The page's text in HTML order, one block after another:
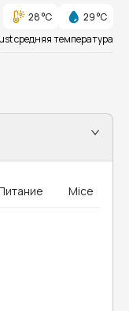
28 °C
29 °C
средняя температура
Mice